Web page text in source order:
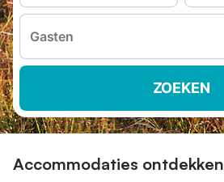
Gasten
ZOEKEN
Accommodaties ontdekken